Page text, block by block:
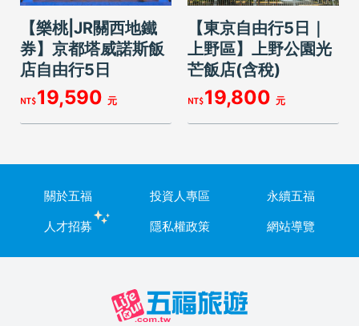
【樂桃|JR關西地鐵
券】京都塔威諾斯飯
店自由行5日
19,590
【東京自由行5日｜
上野區】上野公園光
芒飯店(含稅)
19,800
關於五福 投資人專區
永續五福
人才招募
隱私權政策 網站導覽